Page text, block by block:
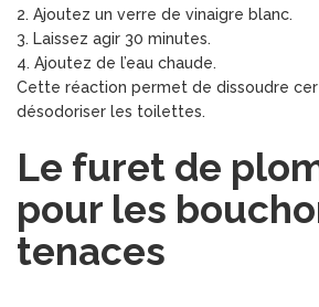
2. Ajoutez un verre de vinaigre blanc.
3. Laissez agir 30 minutes.
4. Ajoutez de l’eau chaude.
Cette réaction permet de dissoudre
désodoriser les toilettes.
Le furet de
pour les
tenaces